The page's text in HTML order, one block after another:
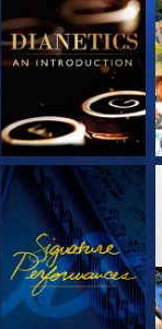
UTFORSKA
SERIEN
TITTA